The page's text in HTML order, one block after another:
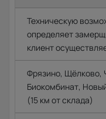
Техническую
определяет
клиент
Фрязино, Щёлково,
Биокомбинат,
(15 км от склада)